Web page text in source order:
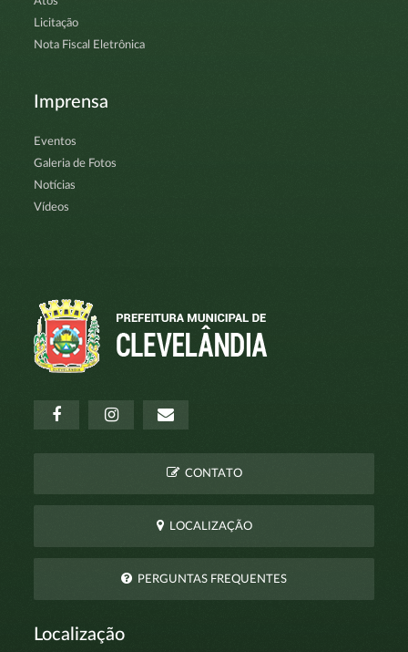
Licitação
Nota Fiscal Eletrônica
Imprensa
Eventos
Galeria de Fotos
Notícias
Vídeos
CONTATO
LOCALIZAÇÃO
PERGUNTAS FREQUENTES
Localização